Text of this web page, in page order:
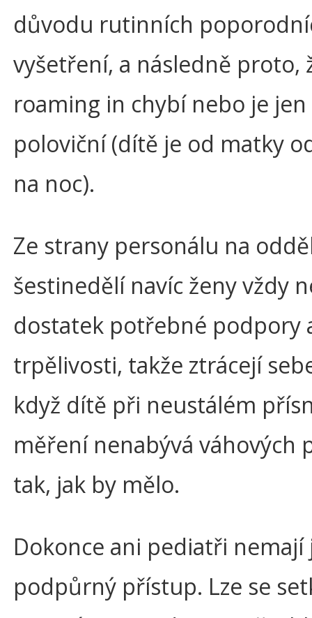
důvodu rutinních
vyšetření, a následně proto,
roaming in chybí nebo je jen
poloviční (dítě je od matky
na noc).
Ze strany personálu na
šestinedělí navíc ženy vždy
dostatek potřebné podpory
trpělivosti, takže ztrácejí
když dítě při neustálém
měření nenabývá váhových
tak, jak by mělo.
Dokonce ani pediatři nemají
podpůrný přístup. Lze se